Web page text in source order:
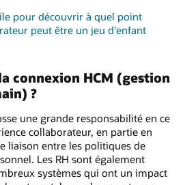
pour découvrir à quel point
peut être un jeu d'enfant
connexion HCM (gestion
?
une grande responsabilité en ce
collaborateur, en partie en
liaison entre les politiques de
Les RH sont également
systèmes qui ont un impact